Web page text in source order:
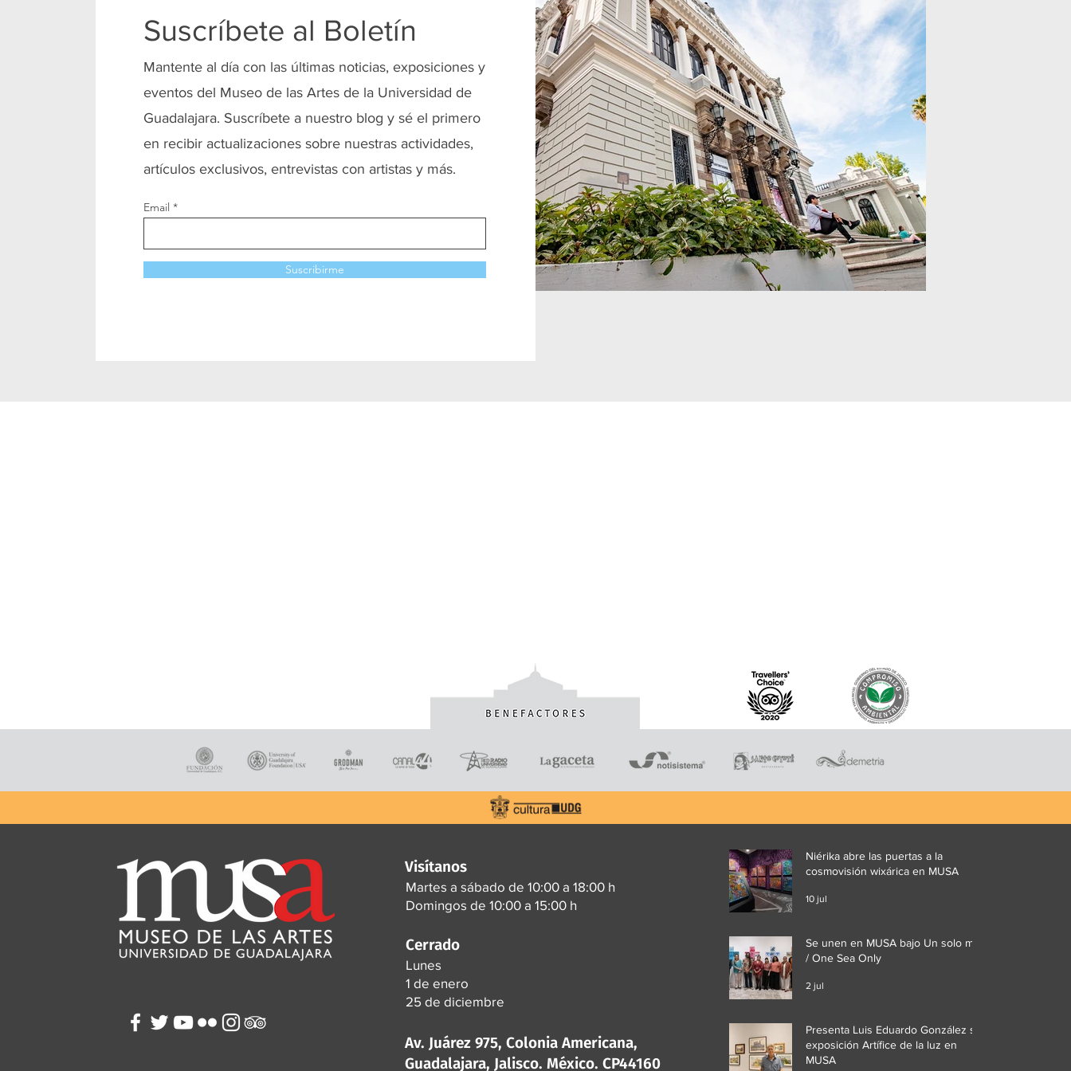
Suscríbete al Boletín
Mantente al día con las últimas noticias, exposiciones y
eventos del Museo de las Artes de la Universidad de
Guadalajara. Suscríbete a nuestro blog y sé el primero
en recibir actualizaciones sobre nuestras actividades,
artículos exclusivos, entrevistas con artistas y más.
Email
Suscribirme
Visítanos
Martes a sábado de 10:00 a 18:00 h
Domingos de 10:00 a 15:00 h
Cerrado
Lunes
1 de enero
25 de diciembre
Av. Juárez 975, Colonia Americana,
Guadalajara, Jalisco. México. CP44160
Niérika abre las puertas a la
cosmovisión wixárica en MUSA
10 jul
Se unen en MUSA bajo Un solo mar
/ One Sea Only
2 jul
Presenta Luis Eduardo González su
exposición Artífice de la luz en
MUSA